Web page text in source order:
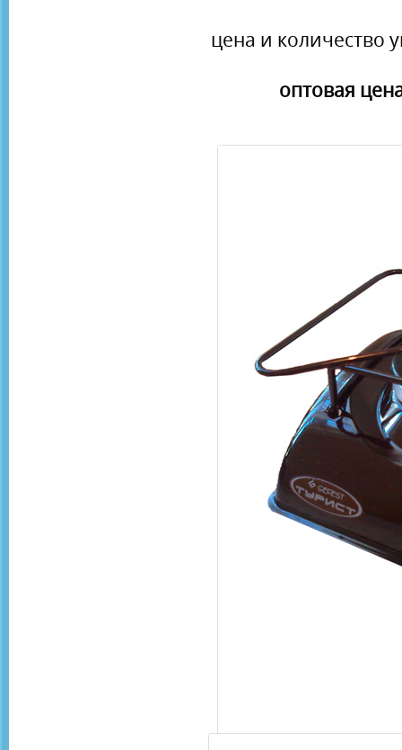
цена и количество
оптовая